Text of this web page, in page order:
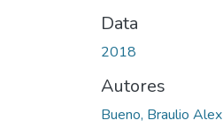
Data
2018
Autores
Bueno, Braulio Alex